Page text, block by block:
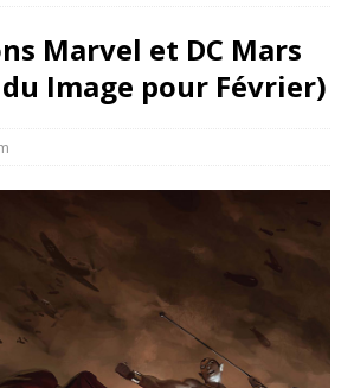
Marvel et DC Mars
Image pour Février)